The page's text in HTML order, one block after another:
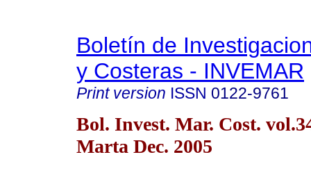
Boletín de
y Costeras - INVEMAR
Print version ISSN 0122-9761
Bol. Invest. Mar. Cost.
Marta Dec. 2005